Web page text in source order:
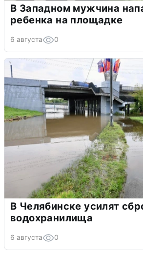
В Западном мужчина
ребенка на площадке
6 августа 0
В Челябинске усилят
водохранилища
6 августа 0